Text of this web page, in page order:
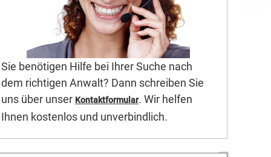
Sie benötigen Hilfe bei Ihrer Suche nach
dem richtigen Anwalt? Dann schreiben Sie
uns über unser Kontaktformular. Wir helfen
Ihnen kostenlos und unverbindlich.